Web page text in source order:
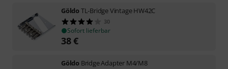
GöldoTL-Bridge Vintage HW42C
30
Sofort lieferbar
38€
Göldo Bridge Adapter M4/M8